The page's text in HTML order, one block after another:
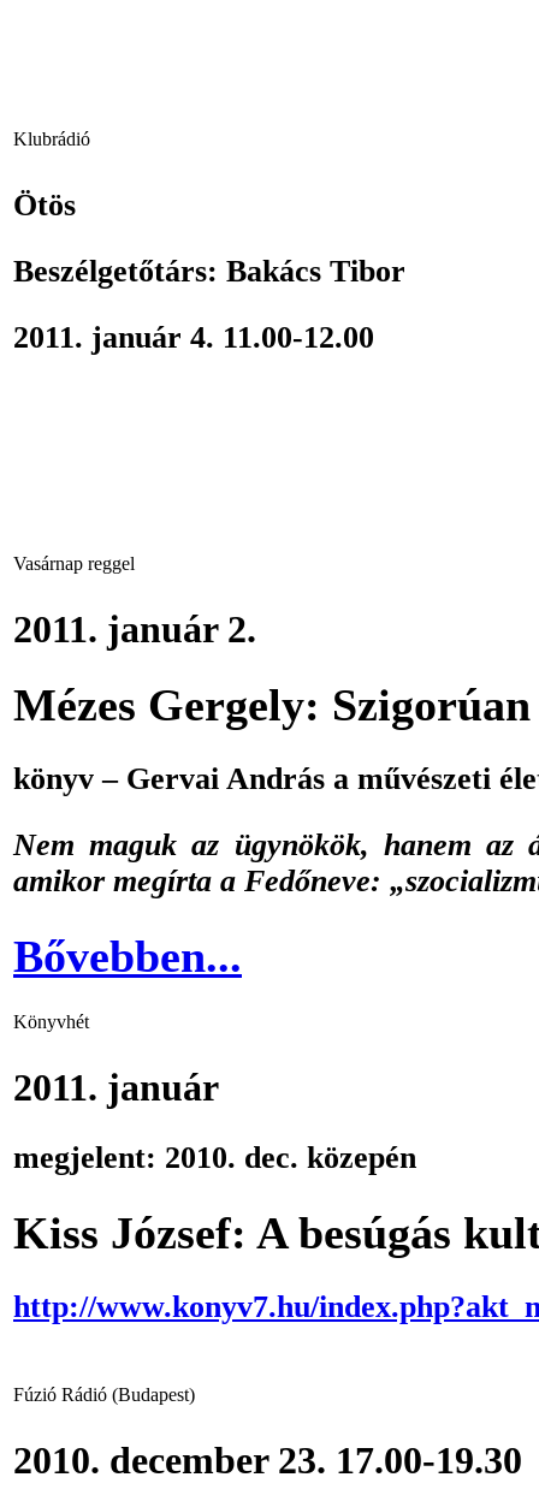
Klubrádió
Ötös
Beszélgetőtárs: Bakács Tibor
2011. január 4. 11.00-12.00
Vasárnap reggel
2011. január 2.
Mézes Gergely:
könyv – Gervai András a művészeti
Nem maguk az ügynökök, hanem az
amikor megírta a Fedőneve:
Bővebben...
Könyvhét
2011. január
megjelent: 2010. dec. közepén
Kiss József: A besúgás
http://www.konyv7.hu/
Fúzió Rádió (Budapest)
2010. december 23. 17.00-19.30